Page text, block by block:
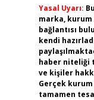
Yasal Uyarı:
marka,
bağlantısı
kendi
haber niteliği
ve kişiler
Gerçek
tamamen